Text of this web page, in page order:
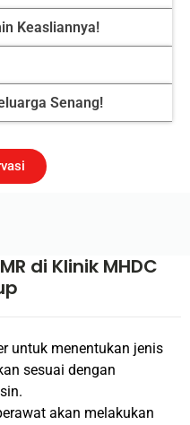
Keasliannya!
Senang!
di Klinik MHDC
untuk menentukan jenis
sesuai dengan
akan melakukan